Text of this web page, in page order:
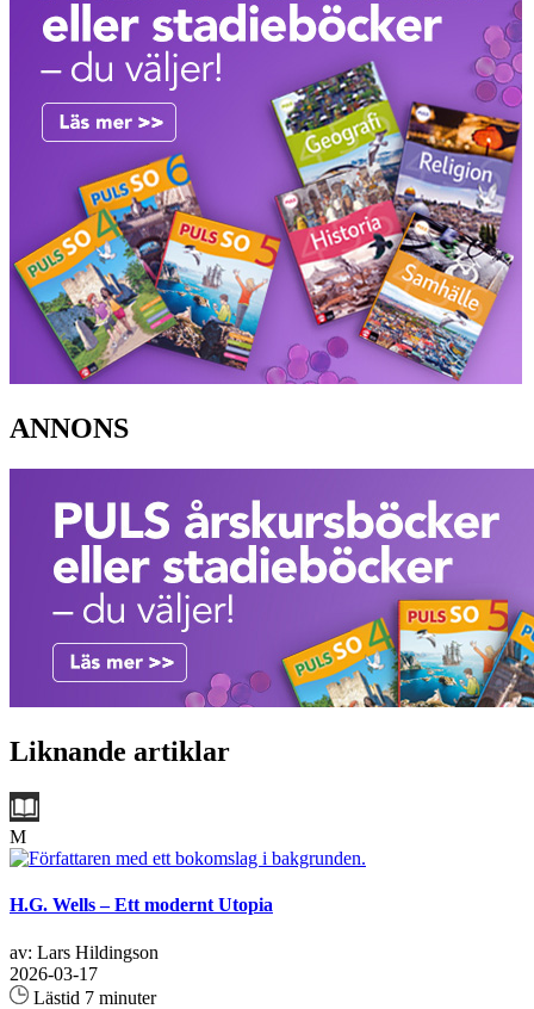
ANNONS
Liknande artiklar
M
H.G. Wells – Ett modernt Utopia
av: Lars Hildingson
2026-03-17
Lästid 7 minuter